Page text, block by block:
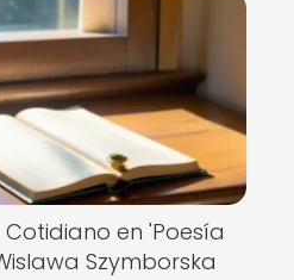
en 'Poesía
Szymborska